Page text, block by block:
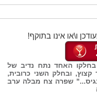
ו\או אינו בתוקף!
בחלקו האחד נתח נדיב של
ובחלק השני כרובית,
שפרה צח מבלה ערב